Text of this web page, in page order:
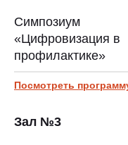
Симпозиум
«Цифровизация в
профилактике»
Посмотреть
Зал №3